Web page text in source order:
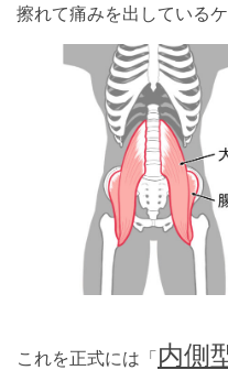
擦れて痛みを出しているケ
これを正式には「内側